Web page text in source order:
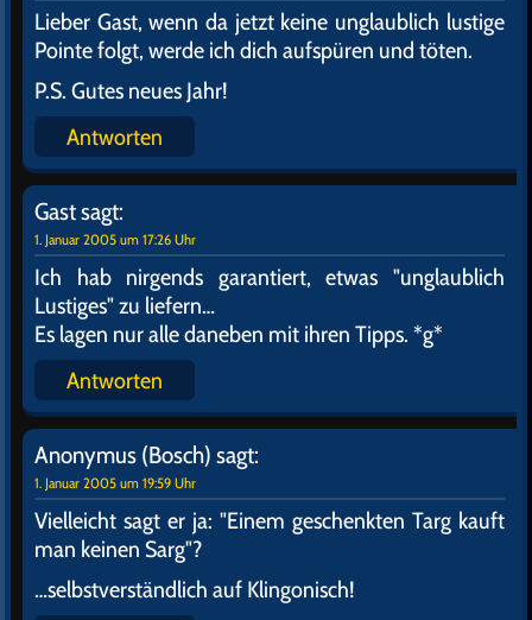
Lieber Gast, wenn da jetzt keine unglaublich lustige
Pointe folgt, werde ich dich aufspüren und töten.
P.S. Gutes neues Jahr!
Antworten
Gastsagt:
1. Januar 2005 um 17:26 Uhr
Ich hab nirgends garantiert, etwas "unglaublich
Lustiges" zu liefern…
Es lagen nur alle daneben mit ihren Tipps. *g*
Antworten
Anonymus (Bosch) sagt:
1. Januar 2005 um 19:59 Uhr
Vielleicht sagt er ja: "Einem geschenkten Targ kauft
man keinen Sarg"?
…selbstverständlich auf Klingonisch!